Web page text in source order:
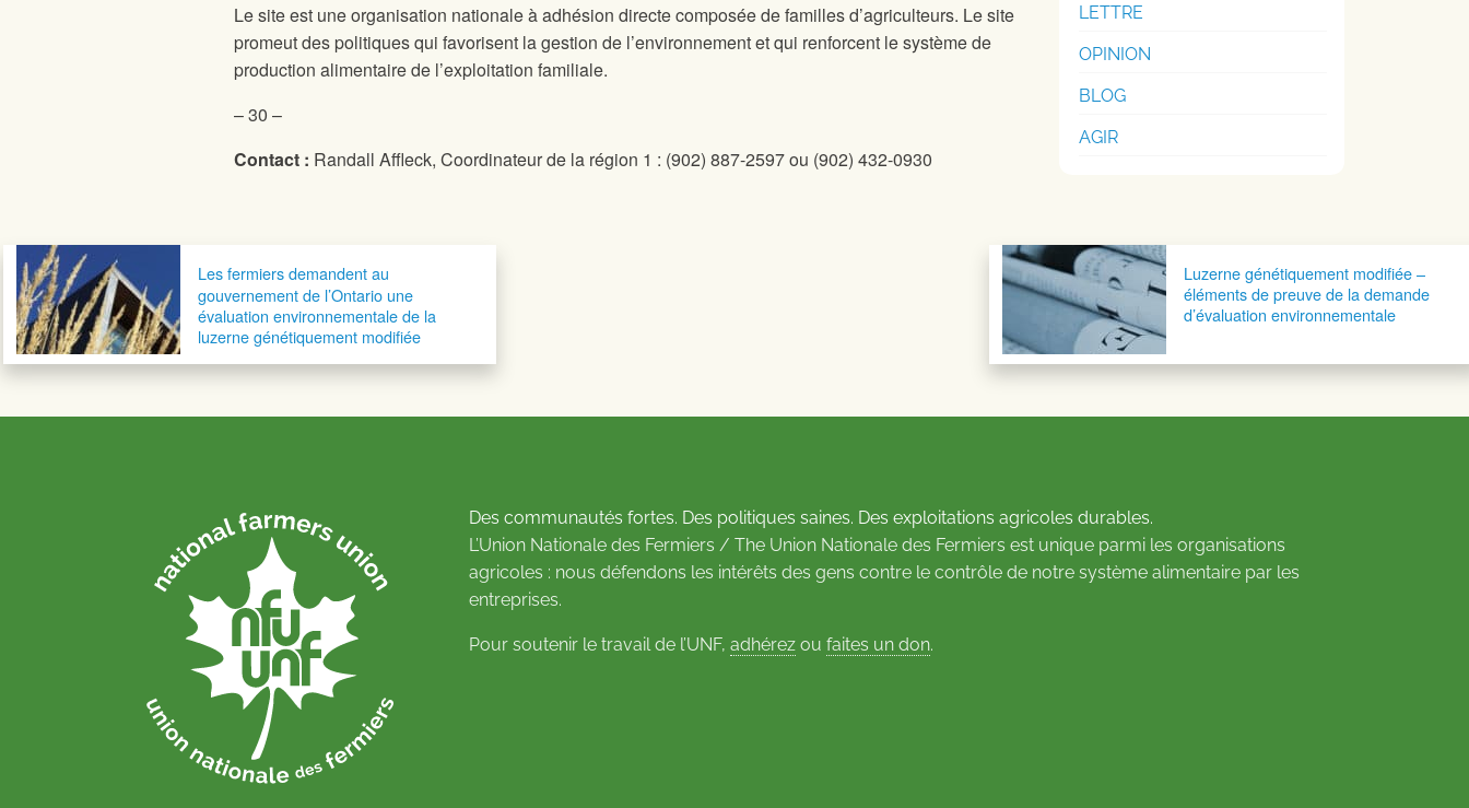
Le siteest une organisation nationale à adhésion directe composée de familles d’agriculteurs. Le site
promeut des politiques qui favorisent la gestion de l’environnement et qui renforcent le système de
production alimentaire de l’exploitation familiale.
– 30 –
Contact : Randall Affleck, Coordinateur de la région 1 : (902) 887-2597 ou (902) 432-0930
LETTRE
OPINION
BLOG
AGIR
Navigation postale
Les fermiers demandent au
gouvernement de l’Ontario une
évaluation environnementale de la
luzerne génétiquement modifiée
Luzerne génétiquement modifiée –
éléments de preuve de la demande
d’évaluation environnementale
Des communautés fortes. Des politiques saines. Des exploitations agricoles durables.
L’Union Nationale des Fermiers / The Union Nationale des Fermiers est unique parmi les organisations
agricoles : nous défendons les intérêts des gens contre le contrôle de notre système alimentaire par les
entreprises.
Pour soutenir le travail de l’UNF, adhérez ou faites un don.